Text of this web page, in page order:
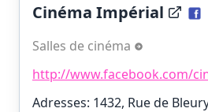
Cinéma Impérial
Salles de cinéma
http://www.facebook.com/
Adresses: 1432, Rue de